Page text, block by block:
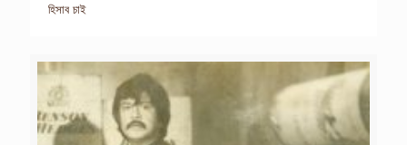
হিসাব চাই